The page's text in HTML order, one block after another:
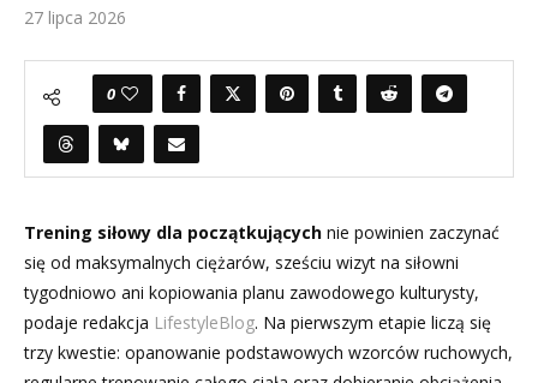
27 lipca 2026
0
Trening siłowy dla początkujących nie powinien zaczynać
się od maksymalnych ciężarów, sześciu wizyt na siłowni
tygodniowo ani kopiowania planu zawodowego kulturysty,
podaje redakcja LifestyleBlog. Na pierwszym etapie liczą się
trzy kwestie: opanowanie podstawowych wzorców ruchowych,